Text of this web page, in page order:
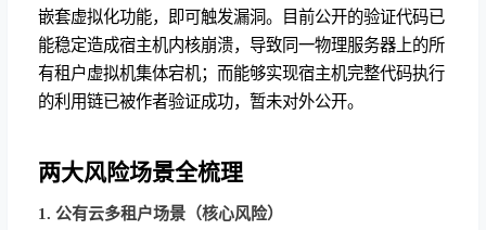
嵌套虚拟化功能，即可触发漏洞。目前公开的验证代码已
能稳定造成宿主机内核崩溃，导致同一物理服务器上的所
有租户虚拟机集体宕机；而能够实现宿主机完整代码执行
的利用链已被作者验证成功，暂未对外公开。
两大风险场景全梳理
1. 公有云多租户场景（核心风险）